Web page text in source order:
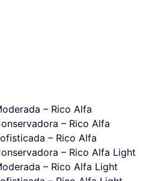
– Rico Alfa
– Rico Alfa
– Rico Alfa
– Rico Alfa Light
– Rico Alfa Light